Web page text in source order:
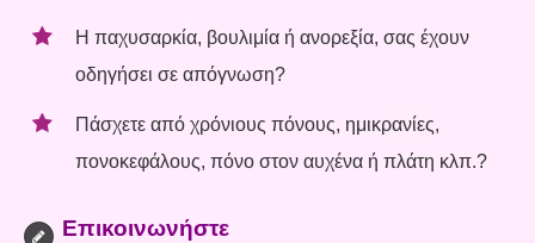
Η παχυσαρκία, βουλιμία ή ανορεξία, σας έχουν
οδηγήσει σε απόγνωση?
Πάσχετε από χρόνιους πόνους, ημικρανίες,
πονοκεφάλους, πόνο στον αυχένα ή πλάτη κλπ.?
Επικοινωνήστε